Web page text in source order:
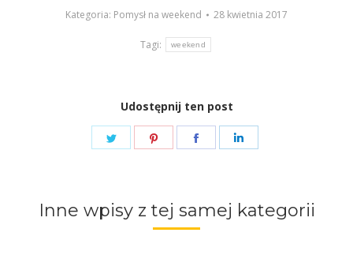
Kategoria: Pomysł na weekend 28 kwietnia 2017
Tagi: weekend
Udostępnij ten post
Share
Share
Share
Inne wpisy z tej samej kategorii